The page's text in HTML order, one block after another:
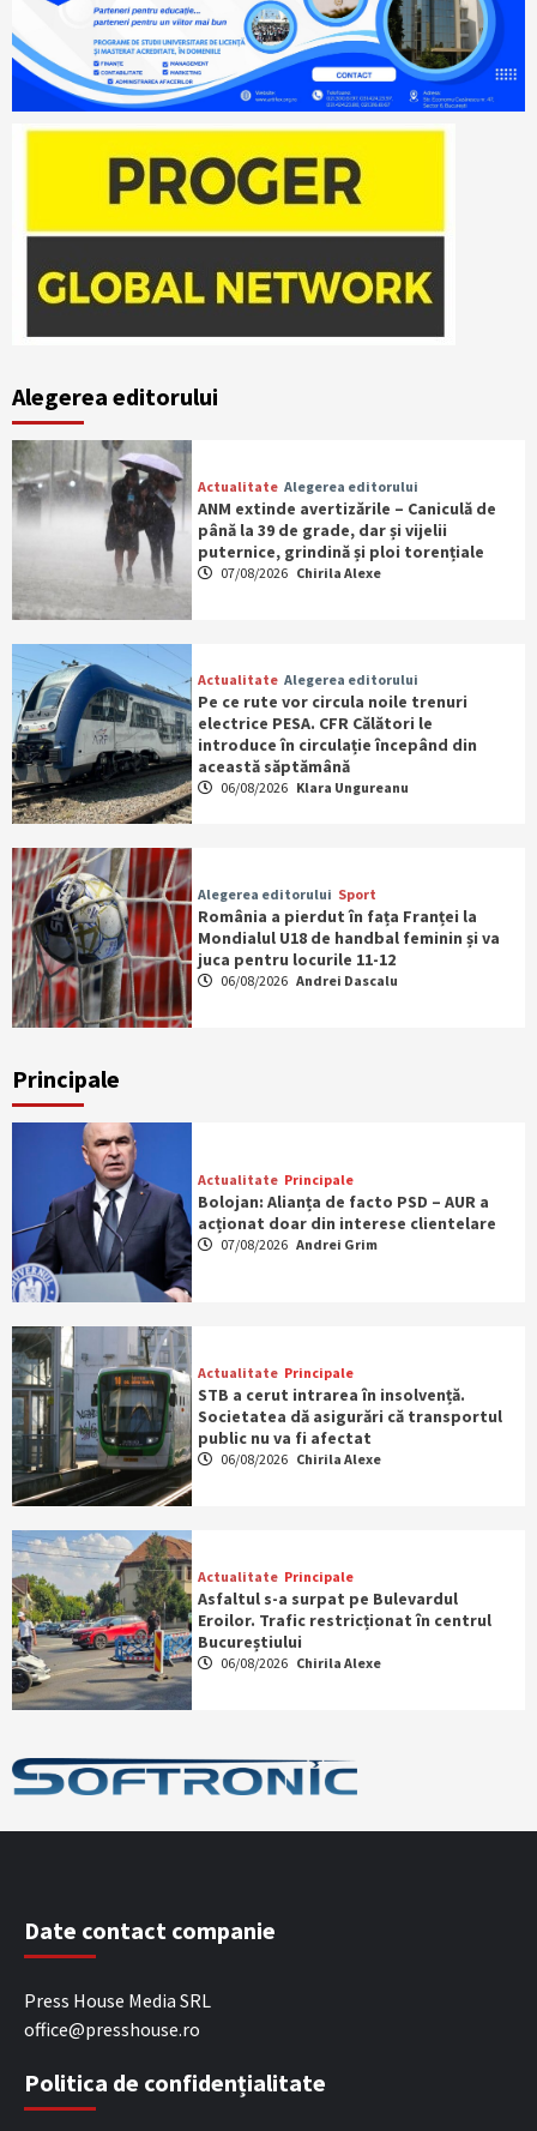
Alegerea editorului
Actualitate Alegerea editorului
ANM extinde avertizările – Caniculă de
până la 39 de grade, dar și vijelii
puternice, grindină și ploi torențiale
07/08/2026 Chirila Alexe
Actualitate Alegerea editorului
Pe ce rute vor circula noile trenuri
electrice PESA. CFR Călători le
introduce în circulație începând din
această săptămână
06/08/2026 Klara Ungureanu
Alegerea editorului Sport
România a pierdut în fața Franței la
Mondialul U18 de handbal feminin și va
juca pentru locurile 11-12
06/08/2026 Andrei Dascalu
Principale
Actualitate Principale
Bolojan: Alianța de facto PSD – AUR a
acționat doar din interese clientelare
07/08/2026 Andrei Grim
Actualitate Principale
STB a cerut intrarea în insolvență.
Societatea dă asigurări că transportul
public nu va fi afectat
06/08/2026 Chirila Alexe
Actualitate Principale
Asfaltul s-a surpat pe Bulevardul
Eroilor. Trafic restricționat în centrul
Bucureștiului
06/08/2026 Chirila Alexe
Date contact companie
Press House Media SRL
office@presshouse.ro
Politica de confidențialitate